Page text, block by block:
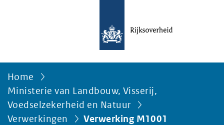
Home
Ministerie van Landbouw, Visserij,
Voedselzekerheid en Natuur
Verwerkingen
Verwerking M1001